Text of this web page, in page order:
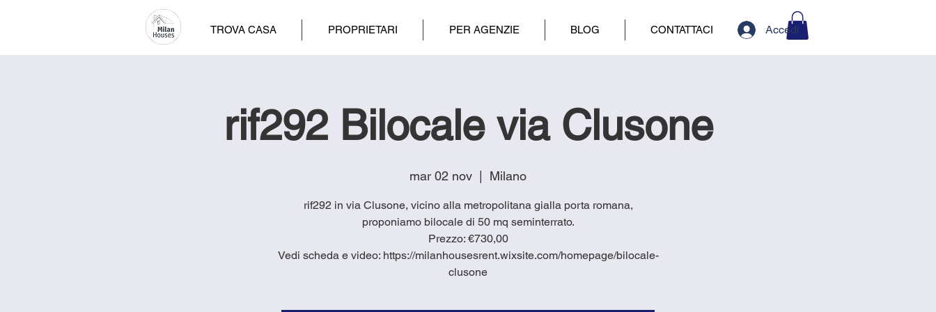
TROVA CASA PROPRIETARI PER AGENZIE BLOG CONTATTACI Accedi
rif292 Bilocale via Clusone
mar 02 nov
  |
Milano
rif292 in via Clusone, vicino alla metropolitana gialla porta romana,
proponiamo bilocale di 50 mq seminterrato.
Prezzo: €730,00
Vedi scheda e video: https://milanhousesrent.wixsite.com/homepage/bilocale-
clusone